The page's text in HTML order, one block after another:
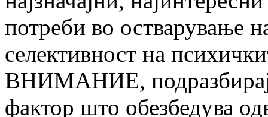
потреби во остварување
селективност на
ВНИМАНИЕ,
фактор што обезбедува